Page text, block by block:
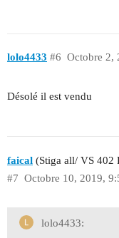
lolo4433 Octobre 2,
#6
Désolé il est vendu
faical (Stiga all/ VS 402
Octobre 10, 2019,
#7
lolo4433: